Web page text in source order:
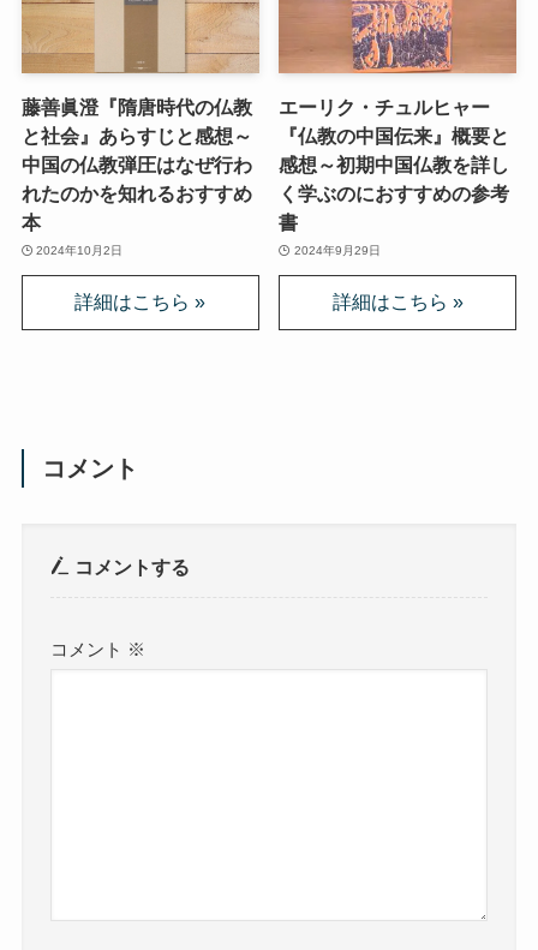
藤善眞澄『隋唐時代の仏教
と社会』あらすじと感想～
中国の仏教弾圧はなぜ行わ
れたのかを知れるおすすめ
本
2024年10月2日
エーリク・チュルヒャー
『仏教の中国伝来』概要と
感想～初期中国仏教を詳し
く学ぶのにおすすめの参考
書
2024年9月29日
コメント
コメントする
コメント ※